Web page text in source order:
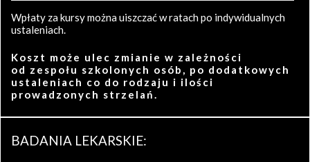
Wpłaty za kursy można uiszczać w ratach po indywidualnych
ustaleniach.
Koszt może ulec zmianie w zależności
od zespołu szkolonych osób, po dodatkowych
ustaleniach co do rodzaju i ilości
prowadzonych strzelań.
BADANIA LEKARSKIE: